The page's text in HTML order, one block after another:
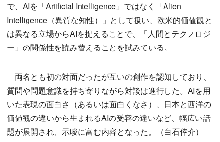
で、AIを「Artificial Intelligence」ではなく「Alien
Intelligence（異質な知性）」として扱い、欧米的価値観と
は異なる立場からAIを捉えることで、「人間とテクノロジ
ー」の関係性を読み替えることを試みている。
両名とも初の対面だったが互いの創作を認知しており、
質問や問題意識を持ち寄りながら対談は進行した。AIを用
いた表現の面白さ（あるいは面白くなさ）、日本と西洋の
価値観の違いから生まれるAIの受容の違いなど、幅広い話
題が展開され、示唆に富む内容となった。（白石倖介）